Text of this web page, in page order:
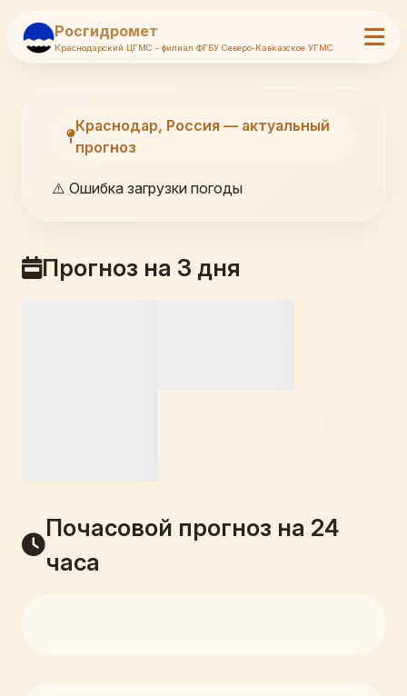
Росгидромет
Краснодарский ЦГМС - филиал ФГБУ Северо-Кавказское УГМС
Краснодар, Россия — актуальный
прогноз
⚠️ Ошибка загрузки погоды
Прогноз на 3 дня
Почасовой прогноз на 24
часа